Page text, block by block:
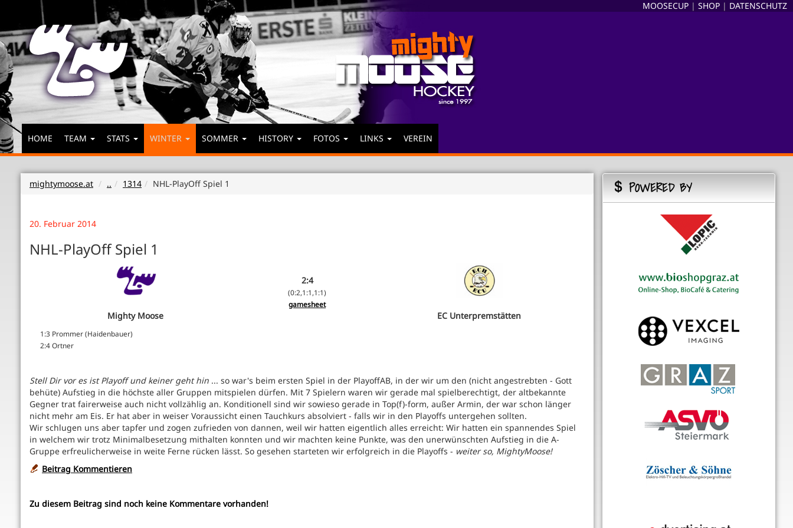
HOME TEAM STATS WINTER SOMMER HISTORY FOTOS LINKS VEREIN
mightymoose.at .. 1314 NHL-PlayOff Spiel 1
20. Februar 2014
NHL-PlayOff Spiel 1
Mighty Moose
2:4
(0:2,1:1,1:1)
gamesheet
EC Unterpremstätten
1:3 Prommer (Haidenbauer)
2:4 Ortner
Stell Dir vor es ist Playoff und keiner geht hin ... so war's beim ersten Spiel in der PlayoffAB, in der wir um den (nicht angestrebten - Gott
behüte) Aufstieg in die höchste aller Gruppen mitspielen dürfen. Mit 7 Spielern waren wir gerade mal spielberechtigt, der altbekannte
Gegner trat fairerweise auch nicht vollzählig an. Konditionell sind wir sowieso gerade in Top(f)-form, außer Armin, der war schon länger
nicht mehr am Eis. Er hat aber in weiser Voraussicht einen Tauchkurs absolviert - falls wir in den Playoffs untergehen sollten.
Wir schlugen uns aber tapfer und zogen zufrieden von dannen, weil wir hatten eigentlich alles erreicht: Wir hatten ein spannendes Spiel
in welchem wir trotz Minimalbesetzung mithalten konnten und wir machten keine Punkte, was den unerwünschten Aufstieg in die A-
Gruppe erfreulicherweise in weite Ferne rücken lässt. So gesehen starteten wir erfolgreich in die Playoffs - weiter so, MightyMoose!
Beitrag Kommentieren
Zu diesem Beitrag sind noch keine Kommentare vorhanden!
POWERED BY
MOOSECUP | SHOP | DATENSCHUTZ